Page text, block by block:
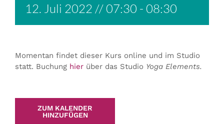
12. Juli 2022 // 07:30 - 08:30
Momentan findet dieser Kurs online und im Studio
statt. Buchung hierüber das Studio Yoga Elements.
ZUM KALENDER
HINZUFÜGEN